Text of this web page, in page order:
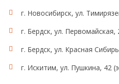
г. Новосибирск, ул.
г. Бердск, ул. Первомайская,
г. Бердск, ул. Красная
г. Искитим, ул. Пушкина, 42